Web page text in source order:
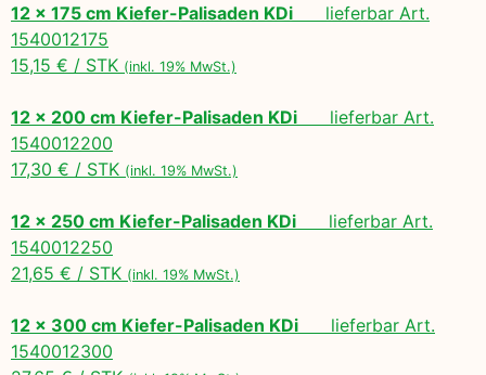
12 x 175 cm Kiefer-Palisaden KDi lieferbar Art.
1540012175
15,15 € / STK (inkl. 19% MwSt.)
12 x 200 cm Kiefer-Palisaden KDi lieferbar Art.
1540012200
17,30 € / STK (inkl. 19% MwSt.)
12 x 250 cm Kiefer-Palisaden KDi lieferbar Art.
1540012250
21,65 € / STK (inkl. 19% MwSt.)
12 x 300 cm Kiefer-Palisaden KDi lieferbar Art.
1540012300